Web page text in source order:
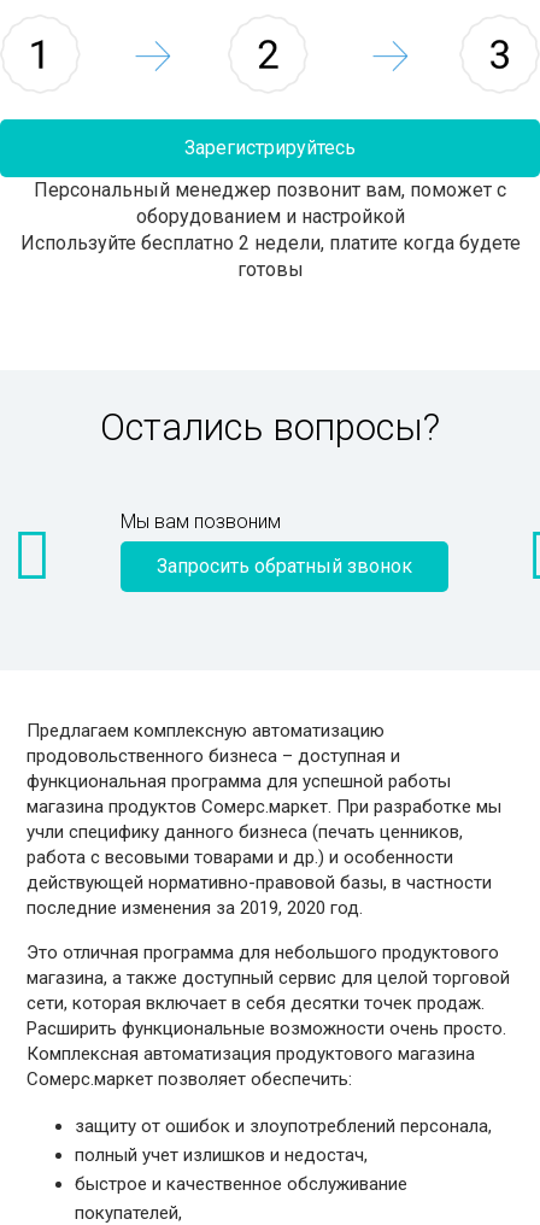
Зарегистрируйтесь
Персональный менеджер позвонит вам, поможет с
оборудованием и настройкой
Используйте бесплатно 2 недели, платите когда будете
готовы
Остались вопросы?
Мы вам позвоним
Запросить обратный звонок
Предлагаем комплексную автоматизацию
продовольственного бизнеса – доступная и
функциональная программа для успешной работы
магазина продуктов Сомерс.маркет. При разработке мы
учли специфику данного бизнеса (печать ценников,
работа с весовыми товарами и др.) и особенности
действующей нормативно-правовой базы, в частности
последние изменения за 2019, 2020 год.
Это отличная программа для небольшого продуктового
магазина, а также доступный сервис для целой торговой
сети, которая включает в себя десятки точек продаж.
Расширить функциональные возможности очень просто.
Комплексная автоматизация продуктового магазина
Сомерс.маркет позволяет обеспечить:
защиту от ошибок и злоупотреблений персонала,
полный учет излишков и недостач,
быстрое и качественное обслуживание
покупателей,